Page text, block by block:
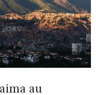
au